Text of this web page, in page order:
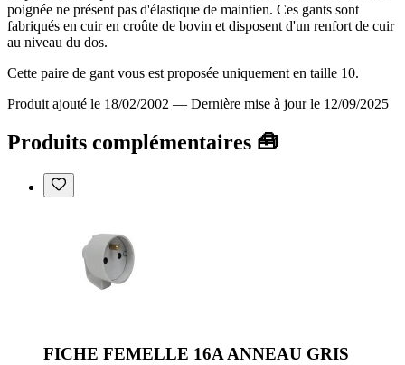
poignée ne présent pas d'élastique de maintien. Ces gants sont
fabriqués en cuir en croûte de bovin et disposent d'un renfort de cuir
au niveau du dos.
Cette paire de gant vous est proposée uniquement en taille 10.
Produit ajouté le 18/02/2002 — Dernière mise à jour le 12/09/2025
Produits complémentaires 🧰
FICHE FEMELLE 16A ANNEAU GRIS